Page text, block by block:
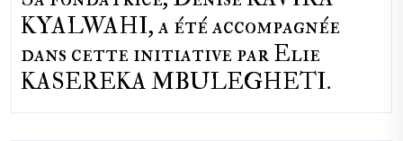
KYALWAHI, a été accompagnée
dans cette initiative par Elie
KASEREKA MBULEGHETI.